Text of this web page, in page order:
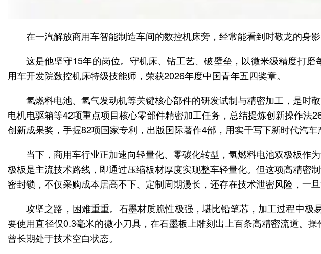
在一汽解放商用车智能制造车间的数控机床旁，经常能看到时敬龙的身
这是他坚守15年的岗位。守机床、钻工艺、破壁垒，以微米级精度打
用车开发院数控机床特级技能师，荣获2026年度中国青年五四奖章。
氢燃料电池、氢气发动机等关键核心部件的研发试制与精密加工，是时
电机电驱箱等42项重点项目核心零部件精密加工任务，总结提炼创新操作
创新成果奖，手握82项国家专利，出版国际著作4部，用实干写下新时代汽车
当下，商用车行业正加速向轻量化、零碳化转型，氢燃料电池双极板作
极板是主流技术路线，即通过压缩板材厚度实现整车轻量化。但这项高精
密封锁，不仅采购成本居高不下、定制周期漫长，还存在技术泄密风险，一
攻坚之路，困难重重。石墨材质脆性极强，堪比铅笔芯，加工过程中
要使用直径仅0.3毫米的微小刀具，在石墨板上雕刻出上百条高精密流道。
曾长期处于技术空白状态。